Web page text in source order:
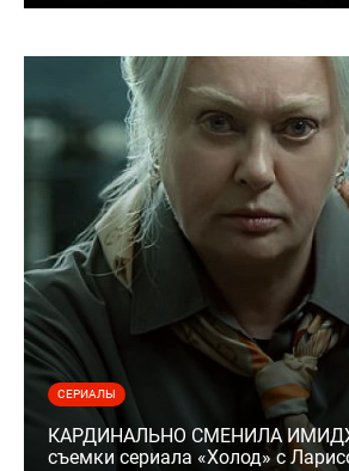
СЕРИАЛЫ
КАРДИНАЛЬНО СМЕНИЛА
съемки сериала «Холод» с